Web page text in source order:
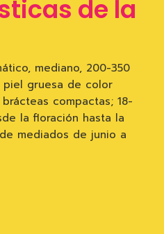
de la
mediano, 200-350
piel gruesa de color
compactas; 18-
la floración hasta la
mediados de junio a